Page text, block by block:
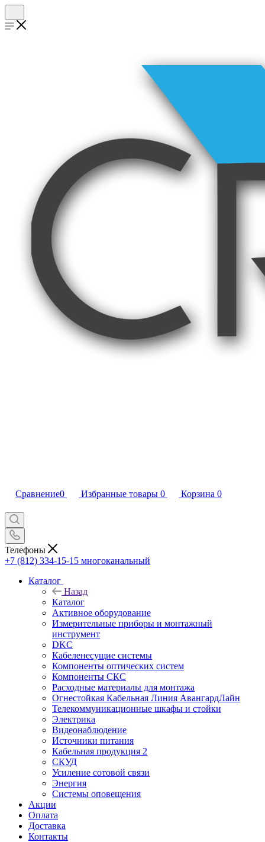
Сравнение0 Избранные товары 0 Корзина 0
Телефоны
+7 (812) 334-15-15 многоканальный
Каталог
Назад
Каталог
Активное оборудование
Измерительные приборы и монтажный
инструмент
DKC
Кабеленесущие системы
Компоненты оптических систем
Компоненты СКС
Расходные материалы для монтажа
Огнестойкая Кабельная Линия АвангардЛайн
Телекоммуникационные шкафы и стойки
Электрика
Видеонаблюдение
Источники питания
Кабельная продукция 2
СКУД
Усиление сотовой связи
Энергия
Системы оповещения
Акции
Оплата
Доставка
Контакты